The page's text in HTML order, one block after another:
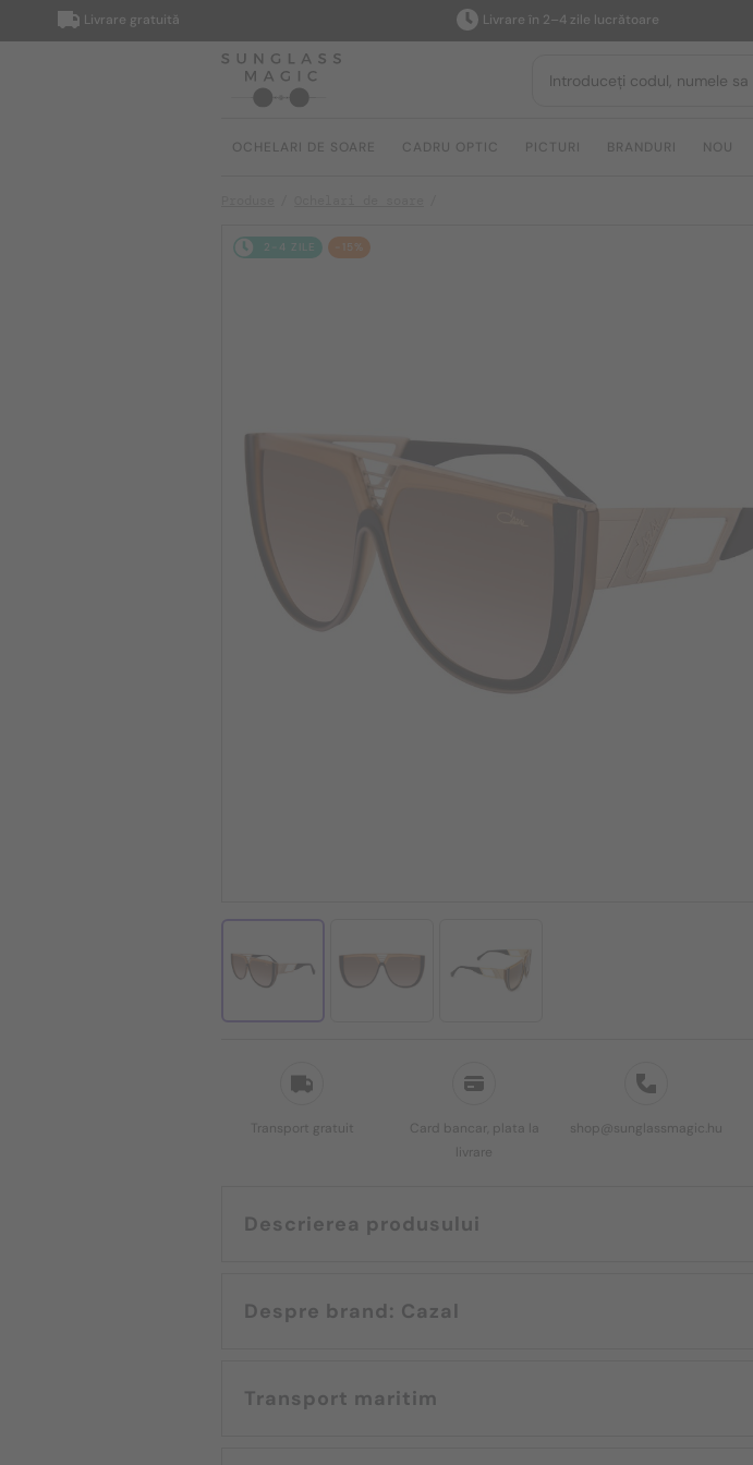
Livrare gratuită Livrare în 2–4 zile lucrătoare
OCHELARI DE SOARE CADRU OPTIC PICTURI BRANDURI NOU
2-4 ZILE -15%
Transport gratuit
Card bancar, plata la
livrare
shop@sunglassmagic.hu
Descrierea produsului
Despre brand: Cazal
Transport maritim